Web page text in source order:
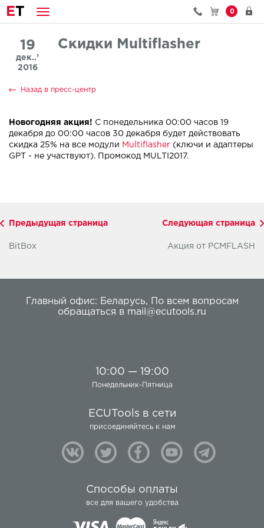
ET 0
19
дек..’
2016
Скидки Multiflasher
Назад в пресс-центр
Новогодняя акция! С понедельника 00:00 часов 19
декабря до 00:00 часов 30 декабря будет действовать
скидка 25% на все модули Multiflasher (ключи и адаптеры
GPT - не участвуют). Промокод MULTI2017.
Предыдущая страница
BitBox
Следующая страница
Акция от PCMFLASH
Главный офис: Беларусь,
По всем вопросам
обращаться в mail@ecutools.ru
10:00 — 19:00
Понедельник-Пятница
ECUTools в сети
присоединяйтесь к нам
Способы оплаты
все для вашего удобства